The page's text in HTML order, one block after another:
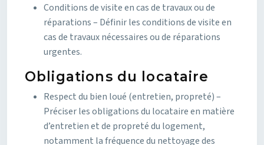
Conditions de visite en cas de travaux ou de
réparations – Définir les conditions de visite en
cas de travaux nécessaires ou de réparations
urgentes.
Obligations du locataire
Respect du bien loué (entretien, propreté) –
Préciser les obligations du locataire en matière
d’entretien et de propreté du logement,
notamment la fréquence du nettoyage des